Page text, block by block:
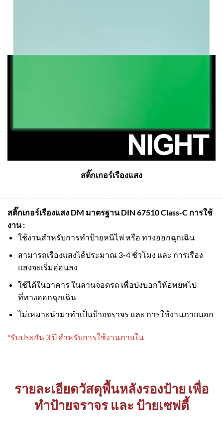
สติ๊กเกอร์เรืองแสง
สติ๊กเกอร์เรืองแสง DM มาตรฐาน DIN 67510 Class-C การใช้
งาน :
ใช้งานสำหรับการทำป้ายหนีไฟ หรือ ทางออกฉุกเฉิน
สามารถเรืองแสงได้ประมาณ 3-4 ชั่วโมง และ การเรือง
แสงจะเริ่มอ่อนลง
ใช้ได้ในอาคาร ในลานจอดรถ เพื่อบ่งบอกให้อพยพไป
ที่ทางออกฉุกเฉิน
ไม่เหมาะนำมาทำเป็นป้ายจราจร และ การใช้งานภายนอก
*รับประกัน 3 ปี สำหรับการใช้งานภายใน
รายละเอียดวัสดุพื้นหลังรองป้าย เพื่อ
ทำป้ายจราจร และ ป้ายเซฟตี้